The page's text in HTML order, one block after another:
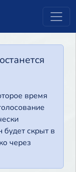
время
будет скрыт в
через